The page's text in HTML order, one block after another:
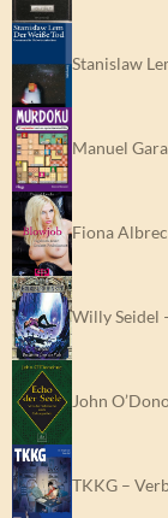
Stanislaw
Manuel
Fiona
Willy Seidel
John
TKKG –